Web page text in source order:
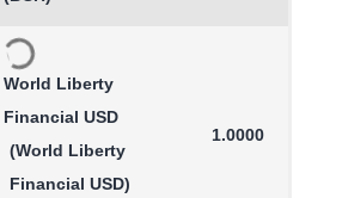
World Liberty
Financial USD
(World Liberty
Financial USD)
1.0000